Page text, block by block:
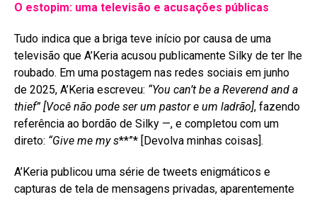
O estopim: uma televisão e acusações públicas
Tudo indica que a briga teve início por causa de uma
televisão que A’Keria acusou publicamente Silky de ter lhe
roubado. Em uma postagem nas redes sociais em junho
de 2025, A’Keria escreveu: “You can’t be a Reverend and a
thief”[Você não pode ser um pastor e um ladrão], fazendo
referência ao bordão de Silky —, e completou com um
direto: “Give me my s**”* [Devolva minhas coisas] .
A’Keria publicou uma série de tweets enigmáticos e
capturas de tela de mensagens privadas, aparentemente